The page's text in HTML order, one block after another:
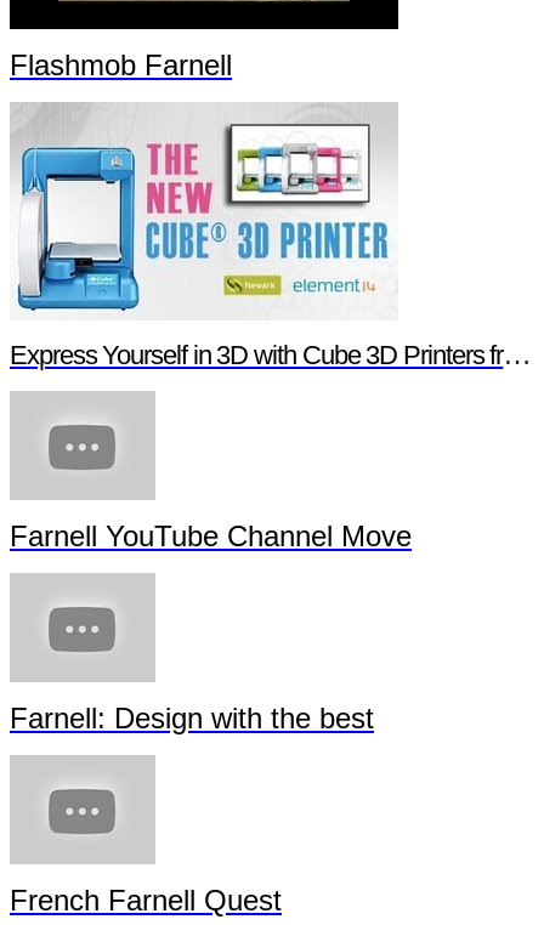
Flashmob Farnell
Express Yourself in 3D with Cube 3D Printers from Newark element14
Farnell YouTube Channel Move
Farnell: Design with the best
French Farnell Quest